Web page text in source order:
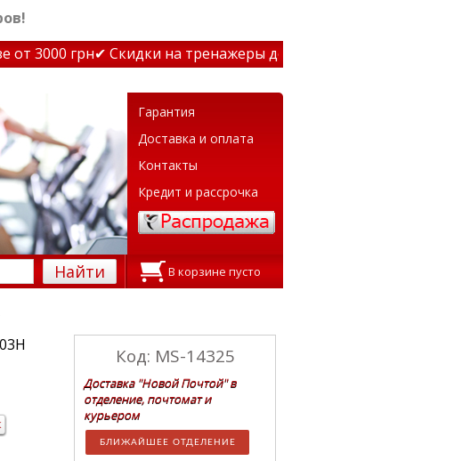
3000 грн✔ Скидки на тренажеры до 15% Звони! ✔ Бесплатная
Гарантия
Доставка и оплата
Контакты
Кредит и рассрочка
Найти В корзине пусто
Код: MS-14325
Доставка "Новой Почтой" в
отделение, почтомат и
курьером
БЛИЖАЙШЕЕ ОТДЕЛЕНИЕ